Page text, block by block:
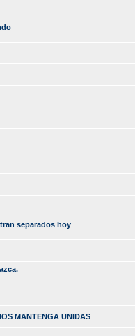
separados hoy
MANTENGA UNIDAS